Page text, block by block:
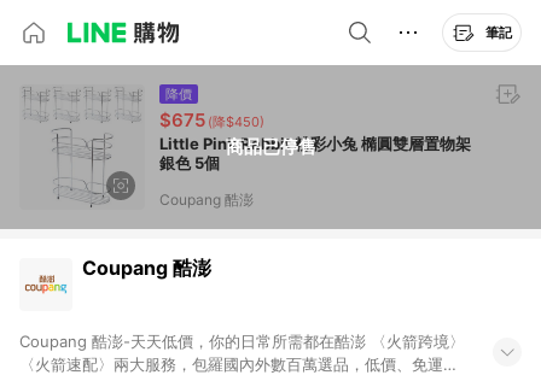
筆記
商品已停售
降價
$675 (降$450)
Little Pink Rabbit 粉彩小兔 橢圓雙層置物架
銀色 5個
Coupang 酷澎
Coupang 酷澎
Coupang 酷澎-天天低價，你的日常所需都在酷澎 〈火箭跨境〉
〈火箭速配〉兩大服務，包羅國內外數百萬選品，低價、免運，